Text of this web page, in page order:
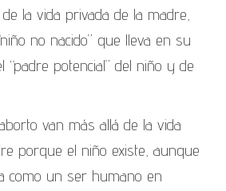
la vida privada de la madre,
no nacido” que lleva en su
“padre potencial” del niño y de
van más allá de la vida
porque el niño existe, aunque
como un ser humano en